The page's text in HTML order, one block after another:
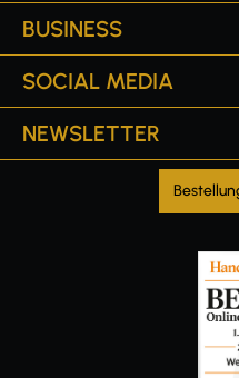
BUSINESS
SOCIAL MEDIA
NEWSLETTER